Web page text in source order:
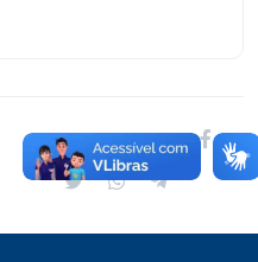
Compartilhar: